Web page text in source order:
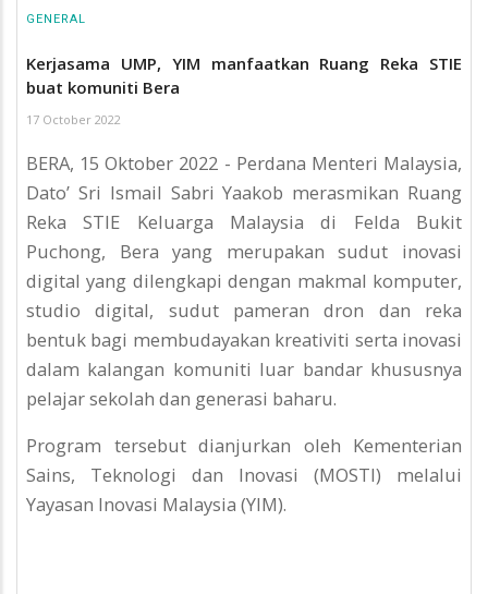
GENERAL
Kerjasama UMP, YIM manfaatkan Ruang Reka STIE
buat komuniti Bera
17 October 2022
BERA, 15 Oktober 2022 - Perdana Menteri Malaysia,
Dato’ Sri Ismail Sabri Yaakob merasmikan Ruang
Reka STIE Keluarga Malaysia di Felda Bukit
Puchong, Bera yang merupakan sudut inovasi
digital yang dilengkapi dengan makmal komputer,
studio digital, sudut pameran dron dan reka
bentuk bagi membudayakan kreativiti serta inovasi
dalam kalangan komuniti luar bandar khususnya
pelajar sekolah dan generasi baharu.
Program tersebut dianjurkan oleh Kementerian
Sains, Teknologi dan Inovasi (MOSTI) melalui
Yayasan Inovasi Malaysia (YIM).